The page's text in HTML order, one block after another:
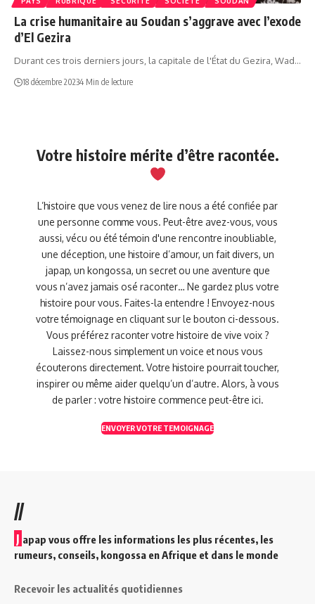
La crise humanitaire au Soudan s’aggrave avec l’exode
d’El Gezira
Durant ces trois derniers jours, la capitale de l'État du Gezira, Wad…
18 décembre 20234 Min de lecture
Votre histoire mérite d’être racontée.
L’histoire que vous venez de lire nous a été confiée par
une personne comme vous. Peut-être avez-vous, vous
aussi, vécu ou été témoin d'une rencontre inoubliable,
une déception, une histoire d’amour, un fait divers, un
japap, un kongossa, un secret ou une aventure que
vous n’avez jamais osé raconter… Ne gardez plus votre
histoire pour vous. Faites-la entendre ! Envoyez-nous
votre témoignage en cliquant sur le bouton ci-dessous.
Vous préférez raconter votre histoire de vive voix ?
Laissez-nous simplement un voice et nous vous
écouterons directement. Votre histoire pourrait toucher,
inspirer ou même aider quelqu’un d’autre. Alors, à vous
de parler : votre histoire commence peut-être ici.
ENVOYER VOTRE TEMOIGNAGE
//
J apap vous offre les informations les plus récentes, les
rumeurs, conseils, kongossa en Afrique et dans le monde
Recevoir les actualités quotidiennes